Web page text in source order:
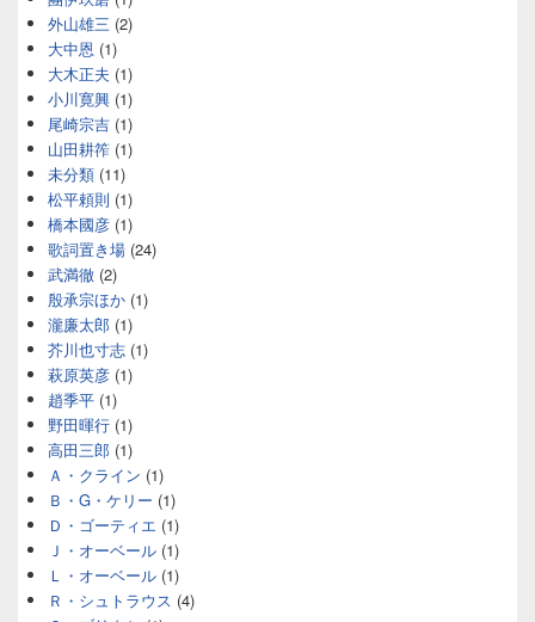
外山雄三 (2)
大中恩 (1)
大木正夫 (1)
小川寛興 (1)
尾崎宗吉 (1)
山田耕筰 (1)
未分類 (11)
松平頼則 (1)
橋本國彦 (1)
歌詞置き場 (24)
武満徹 (2)
殷承宗ほか (1)
瀧廉太郎 (1)
芥川也寸志 (1)
萩原英彦 (1)
趙季平 (1)
野田暉行 (1)
高田三郎 (1)
Ａ・クライン (1)
Ｂ・G・ケリー (1)
Ｄ・ゴーティエ (1)
Ｊ・オーベール (1)
Ｌ・オーベール (1)
Ｒ・シュトラウス (4)